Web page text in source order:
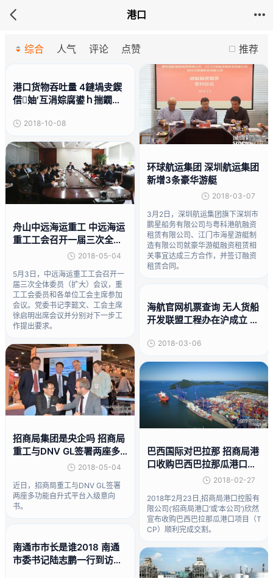
港口
推荐
综合 人气 评论 点赞
港口货物吞吐量 4鏈堝叏鍥
借妯′互涓婃腐鍙ｈ揣鐗╁
2018-10-08
舟山中远海运重工 中远海运
重工工会召开一届三次全委
2018-05-04
5月3日，中远海运重工工会召开一
届三次全体委员（扩大）会议，重
工工会委员和各单位工会主席参加
会议。党委书记李懿文、工会主席
徐启明出席会议并分别对下一步工
作提出要求。
招商局集团是央企吗 招商局
重工与DNV GL签署两座多
功能自升式平台入级意向书
2018-05-04
近日，招商局重工与DNV GL签署
两座多功能自升式平台入级意向
书。
南通市市长是谁2018 南通
市委书记陆志鹏一行到访中
环球航运集团 深圳航运集团
新增3条豪华游艇
2018-03-07
3月2日，深圳航运集团旗下深圳市
鹏星船务有限公司与粤科港航融资
租赁有限公司、江门市海星游艇制
造有限公司就豪华游艇融资租赁相
关事宜达成三方合作，并签订融资
租赁合同。
海航官网机票查询 无人货船
开发联盟工程办在沪成立 海
变革2018-03-06
巴西国际对巴拉那 招商局港
口收购巴西巴拉那瓜港口项
2018-02-27
2018年2月23日,招商局港口控股有
限公司(‘招商局港口’或‘本公司’)欣然
宣布收购巴西巴拉那瓜港口项目（T
CP）顺利完成交割。